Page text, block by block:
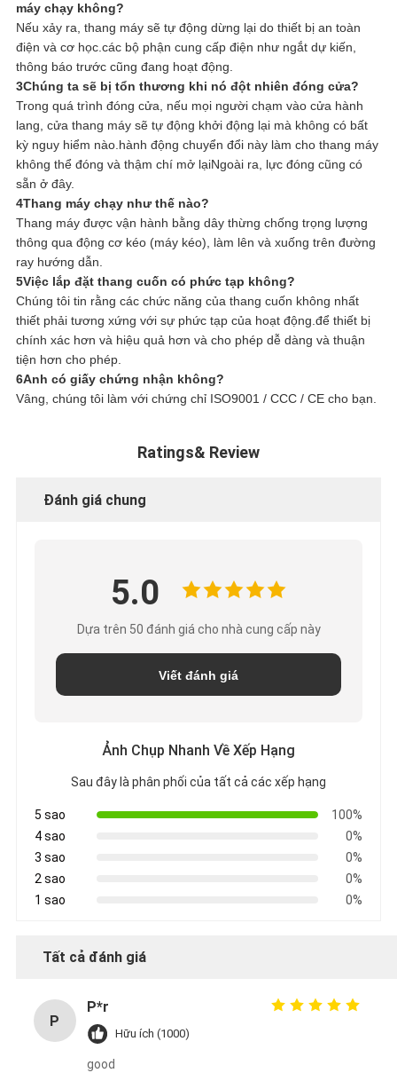
máy chạy không?
Nếu xảy ra, thang máy sẽ tự động dừng lại do thiết bị an toàn
điện và cơ học.các bộ phận cung cấp điện như ngắt dự kiến,
thông báo trước cũng đang hoạt động.
3Chúng ta sẽ bị tổn thương khi nó đột nhiên đóng cửa?
Trong quá trình đóng cửa, nếu mọi người chạm vào cửa hành
lang, cửa thang máy sẽ tự động khởi động lại mà không có bất
kỳ nguy hiểm nào.hành động chuyển đổi này làm cho thang máy
không thể đóng và thậm chí mở lạiNgoài ra, lực đóng cũng có
sẵn ở đây.
4Thang máy chạy như thế nào?
Thang máy được vận hành bằng dây thừng chống trọng lượng
thông qua động cơ kéo (máy kéo), làm lên và xuống trên đường
ray hướng dẫn.
5Việc lắp đặt thang cuốn có phức tạp không?
Chúng tôi tin rằng các chức năng của thang cuốn không nhất
thiết phải tương xứng với sự phức tạp của hoạt động.để thiết bị
chính xác hơn và hiệu quả hơn và cho phép dễ dàng và thuận
tiện hơn cho phép.
6Anh có giấy chứng nhận không?
Vâng, chúng tôi làm với chứng chỉ ISO9001 / CCC / CE cho bạn.
Ratings& Review
Đánh giá chung
5.0
Dựa trên 50 đánh giá cho nhà cung cấp này
Viết đánh giá
Ảnh Chụp Nhanh Về Xếp Hạng
Sau đây là phân phối của tất cả các xếp hạng
5 sao
100%
4 sao
0%
3 sao
0%
2 sao
0%
1 sao
0%
Tất cả đánh giá
P
P*r
Hữu ích (1000)
good